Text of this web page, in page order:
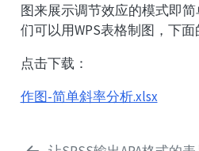
图来展示调节效应的模式即
们可以用WPS表格制图，下面
点击下载：
作图-简单斜率分析.xlsx